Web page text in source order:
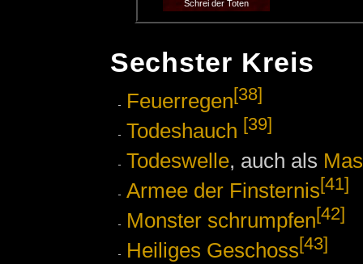
Schrei der Toten
Sechster Kreis
Feuerregen[38]
Todeshauch [39]
Todeswelle, auch als
Armee der Finsternis[41]
Monster schrumpfen[42]
Heiliges Geschoss[43]